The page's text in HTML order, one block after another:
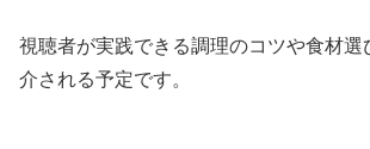
視聴者が実践できる調理のコツや食材選
介される予定です。